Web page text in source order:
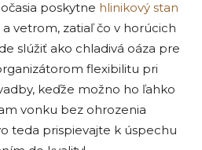
poskytne hlinikový stan
vetrom, zatiaľ čo v horúcich
slúžiť ako chladivá oáza pre
flexibilitu pri
keďže možno ho ľahko
vonku bez ohrozenia
teda prispievajte k úspechu